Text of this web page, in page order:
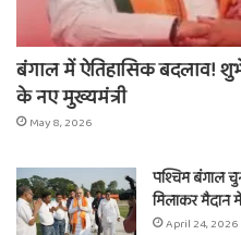
बंगाल में ऐतिहासिक बदलाव!
के नए मुख्यमंत्री
May 8, 2026
पश्चिम बंगाल
मिलाकर मैदान
April 24, 2026